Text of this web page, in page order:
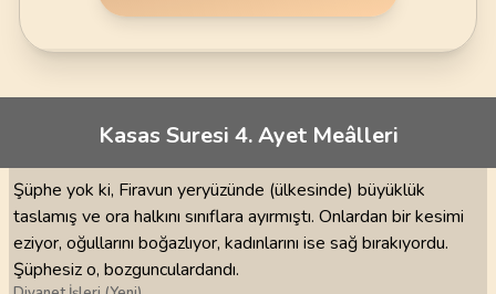
Kasas Suresi 4. Ayet Meâlleri
Şüphe yok ki, Firavun yeryüzünde (ülkesinde) büyüklük
taslamış ve ora halkını sınıflara ayırmıştı. Onlardan bir kesimi
eziyor, oğullarını boğazlıyor, kadınlarını ise sağ bırakıyordu.
Şüphesiz o, bozgunculardandı.